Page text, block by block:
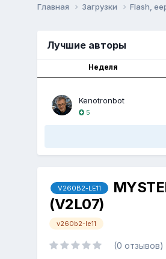
Главная Загрузки Flash,
Лучшие авторы
Неделя
Kenotronbot
5
V260B2-LE11
(V2L07)
v260b2-le11
(0 отзывов)